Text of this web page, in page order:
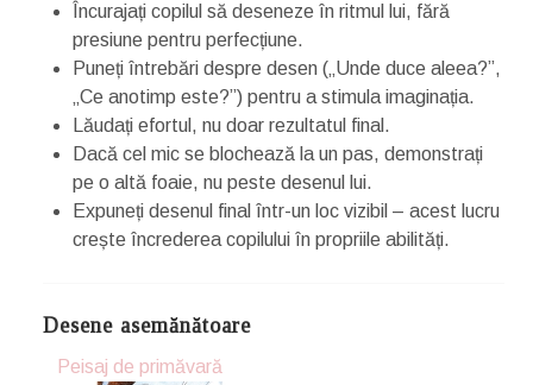
Încurajați copilul să deseneze în ritmul lui, fără
presiune pentru perfecțiune.
Puneți întrebări despre desen („Unde duce aleea?”,
„Ce anotimp este?”) pentru a stimula imaginația.
Lăudați efortul, nu doar rezultatul final.
Dacă cel mic se blochează la un pas, demonstrați
pe o altă foaie, nu peste desenul lui.
Expuneți desenul final într-un loc vizibil – acest lucru
crește încrederea copilului în propriile abilități.
Desene asemănătoare
Peisaj de primăvară